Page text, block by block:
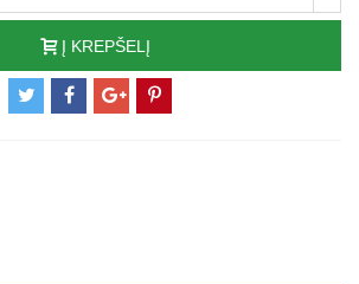
Į KREPŠELĮ